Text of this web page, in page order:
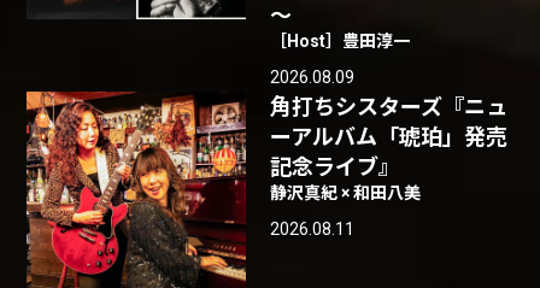
～
［Host］豊田淳一
2026.08.09
角打ちシスターズ『ニュ
ーアルバム「琥珀」発売
記念ライブ』
静沢真紀 × 和田八美
2026.08.11